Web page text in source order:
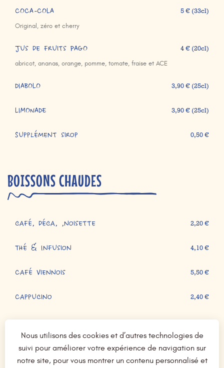
COCA-COLA
Original, zéro et cherry
5 € (33cl)
Jus de fruits PAGO
abricot, ananas, orange, pomme, tomate, fraise et ACE
4 € (20cl)
DIABOLO 3,90 € (25cl)
LIMONADE 3,90 € (25cl)
Supplément sirop 0,50 €
BOISSONS CHAUDES
café, déca, ,noisette 2,20 €
Thé & Infusion 4,10 €
Café viennois 5,50 €
Cappucino 2,40 €
VINS AU VERRE - ROUGES
Nous utilisons des cookies et d’autres technologies de
suivi pour améliorer votre expérience de navigation sur
notre site, pour vous montrer un contenu personnalisé et